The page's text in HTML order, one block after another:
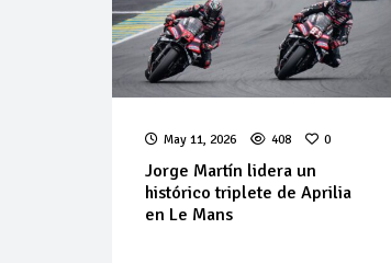
May 11, 2026 408 0
Jorge Martín lidera un
histórico triplete de Aprilia
en Le Mans